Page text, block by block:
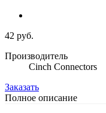
42 руб.
Производитель
Cinch Connectors
Заказать
Полное описание